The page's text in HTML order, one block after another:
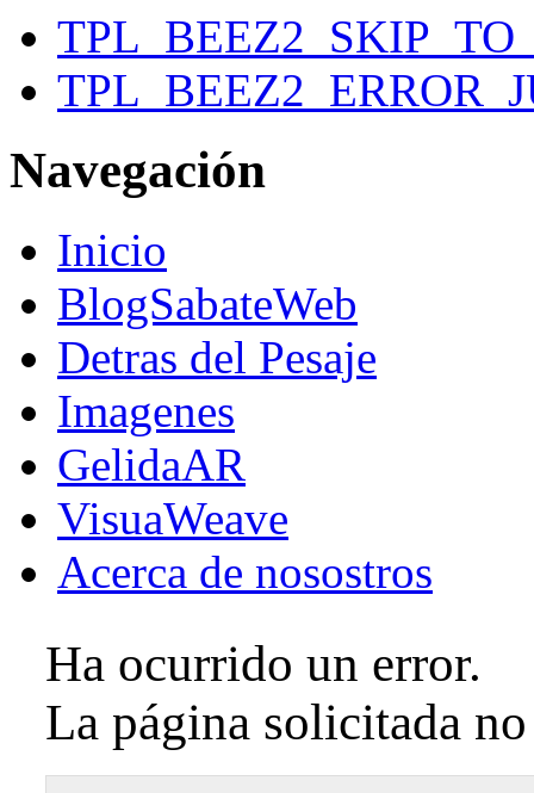
Navegación
Inicio
BlogSabateWeb
Detras del Pesaje
Imagenes
GelidaAR
VisuaWeave
Acerca de nosostros
Ha ocurrido un error.
La página solicitada